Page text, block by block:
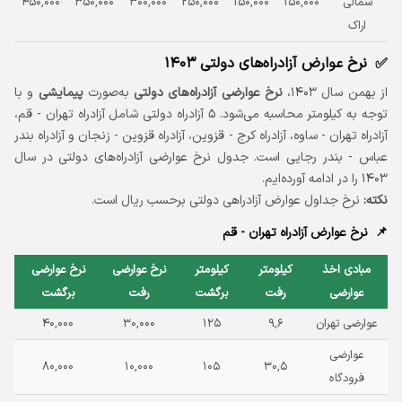
اراک
نرخ عوارض آزادراه‌های دولتی ۱۴۰۳
از بهمن سال ۱۴۰۳، نرخ عوارضی آزادراه‌های دولتی به‌صورتپیمایشی و با
توجه به کیلومتر محاسبه می‌شود. ۵ آزادراه دولتی شامل آزادراه تهران - قم،
آزادراه تهران - ساوه، آزادراه کرج - قزوین، آزادراه قزوین - زنجان و آزادراه بندر
عباس - بندر رجایی است. جدول نرخ عوارضی آزادراه‌های دولتی در سال
۱۴۰۳ را در ادامه آورده‌ایم.
نکته: نرخ جداول عوارض آزادراهی دولتی برحسب ریال است.
نرخ عوارض آزادراه تهران - قم
مبادی اخذ
عوارضی
کیلومتر
رفت
کیلومتر
برگشت
نرخ عوارضی
رفت
نرخ عوارضی
برگشت
عوارضی تهران
۹,۶ ۱۲۵ ۳۰,۰۰۰
۴۰,۰۰۰
عوارضی
فرودگاه
۳۰,۵ ۱۰۵ ۱۰,۰۰۰ ۸۰,۰۰۰